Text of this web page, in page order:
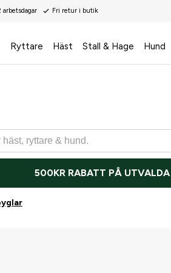
Fri retur i butik
Ryttare Häst Stall & Hage Hund
500KR RABATT PÅ